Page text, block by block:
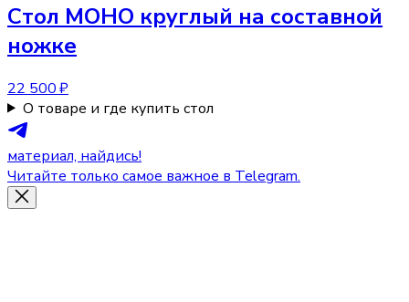
Стол МОНО круглый на составной
ножке
22 500 ₽
О товаре и где купить стол
материал, найдись!
Читайте только самое важное в Telegram.